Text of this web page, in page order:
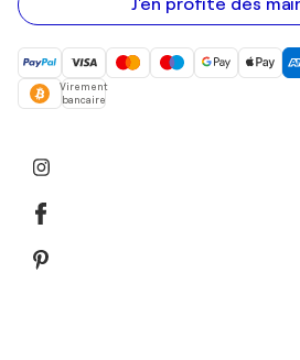
J'en profite dès
Virement
bancaire